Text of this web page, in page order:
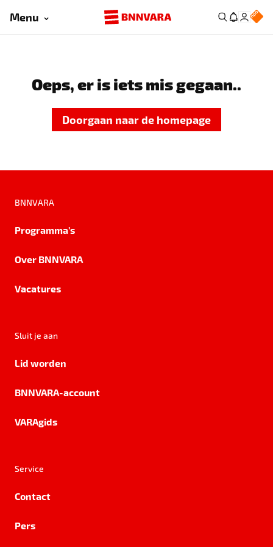
Menu
Oeps, er is iets mis gegaan..
Doorgaan naar de homepage
BNNVARA
Programma's
Over BNNVARA
Vacatures
Sluit je aan
Lid worden
BNNVARA-account
VARAgids
Service
Contact
Pers